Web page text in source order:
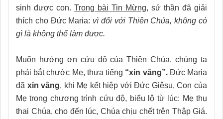
sinh được con. Trong bài Tin Mừng, sứ thần đã giải
thích cho Đức Maria: vì đối với Thiên Chúa, không có
gì là không thể làm được.
Muốn hưởng ơn cứu độ của Thiên Chúa, chúng ta
phải bắt chước Mẹ, thưa tiếng “xin vâng”. Đức Maria
đã xin vâng, khi Mẹ kết hiệp với Đức Giêsu, Con của
Mẹ trong chương trình cứu độ, biểu lộ từ lúc: Mẹ thụ
thai Chúa, cho đến lúc, Chúa chịu chết trên Thập Giá.